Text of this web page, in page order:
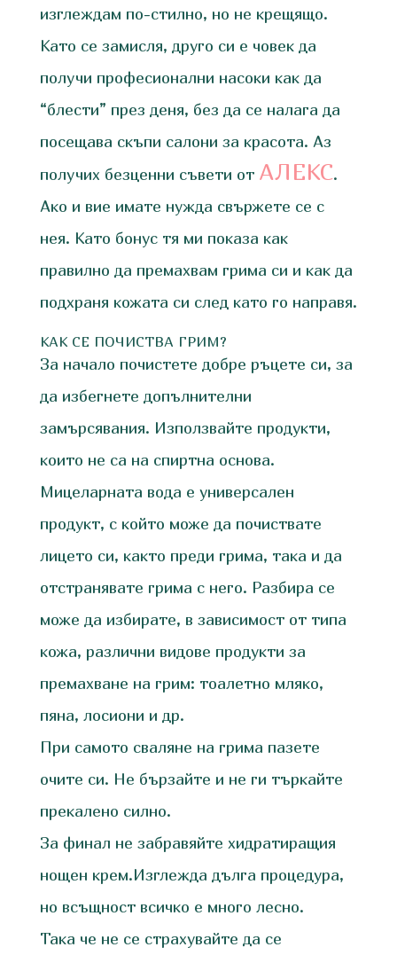
изглеждам по-стилно, но не крещящо.
Като се замисля, друго си е човек да
получи професионални насоки как да
“блести” през деня, без да се налага да
посещава скъпи салони за красота. Аз
получих безценни съвети от АЛЕКС.
Ако и вие имате нужда свържете се с
нея. Като бонус тя ми показа как
правилно да премахвам грима си и как да
подхраня кожата си след като го направя.
КАК СЕ ПОЧИСТВА ГРИМ?
За начало почистете добре ръцете си, за
да избегнете допълнителни
замърсявания. Използвайте продукти,
които не са на спиртна основа.
Мицеларната вода е универсален
продукт, с който може да почиствате
лицето си, както преди грима, така и да
отстранявате грима с него. Разбира се
може да избирате, в зависимост от типа
кожа, различни видове продукти за
премахване на грим: тоалетно мляко,
пяна, лосиони и др.
При самото сваляне на грима пазете
очите си. Не бързайте и не ги търкайте
прекалено силно.
За финал не забравяйте хидратиращия
нощен крем.Изглежда дълга процедура,
но всъщност всичко е много лесно.
Така че не се страхувайте да се